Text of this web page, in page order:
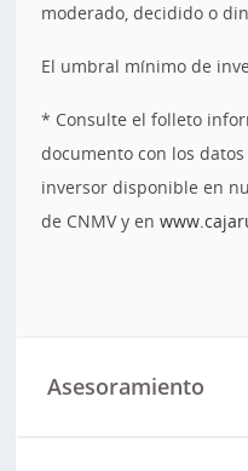
moderado, decidido o
El umbral mínimo de
* Consulte el folleto
documento con los
inversor disponible en
de CNMV y en
Asesoramiento